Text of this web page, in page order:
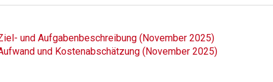
und Aufgabenbeschreibung (November 2025)
und Kostenabschätzung (November 2025)